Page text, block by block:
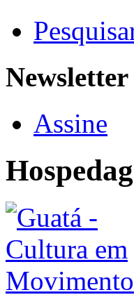
Newsletter
Assine